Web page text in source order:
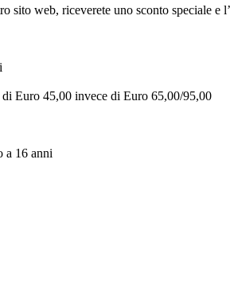
web, riceverete uno sconto speciale e
Euro 45,00 invece di Euro 65,00/95,00
a 16 anni